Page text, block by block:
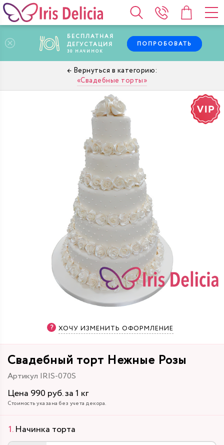
БЕСПЛАТНАЯ
ДЕГУСТАЦИЯ
30 НАЧИНОК
ПОПРОБОВАТЬ
Свадебные торты
ХОЧУ ИЗМЕНИТЬ ОФОРМЛЕНИЕ
Свадебный торт Нежные Розы
Артикул IRIS-070S
Цена 990 руб. за 1 кг
Стоимость указана без учета декора.
Начинка торта